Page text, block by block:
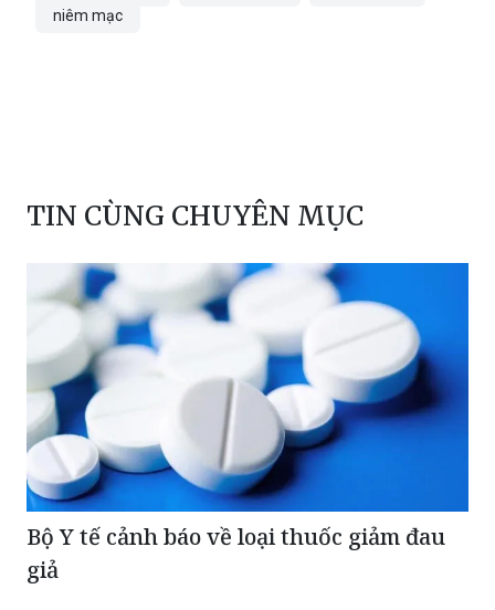
niêm mạc
TIN CÙNG CHUYÊN MỤC
Bộ Y tế cảnh báo về loại thuốc giảm đau
giả